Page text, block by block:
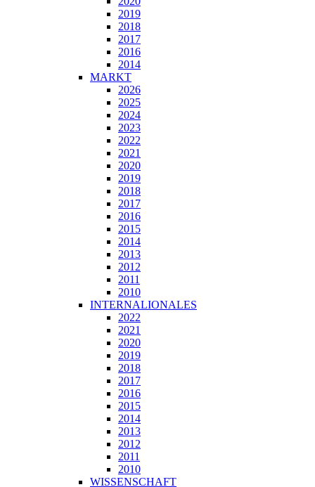
2019
2018
2017
2016
2014
MARKT
2026
2025
2024
2023
2022
2021
2020
2019
2018
2017
2016
2015
2014
2013
2012
2011
2010
INTERNALIONALES
2022
2021
2020
2019
2018
2017
2016
2015
2014
2013
2012
2011
2010
WISSENSCHAFT